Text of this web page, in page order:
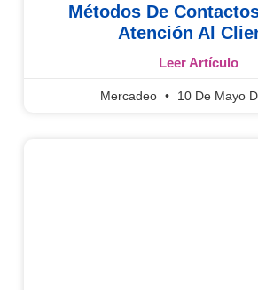
Métodos De
Atención Al
Leer Artículo
Mercadeo 10 De Mayo